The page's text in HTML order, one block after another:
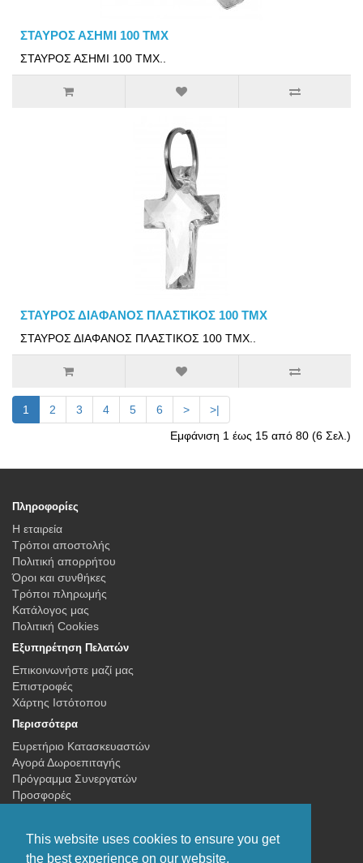
This website uses cookies to ensure you get
the best experience on our website.
ΣΤΑΥΡΟΣ ΑΣΗΜΙ 100 ΤΜΧ
ΣΤΑΥΡΟΣ ΑΣΗΜΙ 100 ΤΜΧ..
ΣΤΑΥΡΟΣ ΔΙΑΦΑΝΟΣ ΠΛΑΣΤΙΚΟΣ 100 ΤΜΧ
ΣΤΑΥΡΟΣ ΔΙΑΦΑΝΟΣ ΠΛΑΣΤΙΚΟΣ 100 ΤΜΧ..
1 2 3 4 5 6 >
>|
Εμφάνιση 1 έως 15 από 80 (6 Σελ.)
Πληροφορίες
Η εταιρεία
Τρόποι αποστολής
Πολιτική απορρήτου
Όροι και συνθήκες
Τρόποι πληρωμής
Κατάλογος μας
Πολιτική Cookies
Εξυπηρέτηση Πελατών
Επικοινωνήστε μαζί μας
Επιστροφές
Χάρτης Ιστότοπου
Περισσότερα
Ευρετήριο Κατασκευαστών
Αγορά Δωροεπιταγής
Πρόγραμμα Συνεργατών
Προσφορές
Ο Λογαριασμός μου
Ιστορικό Παραγγελιών